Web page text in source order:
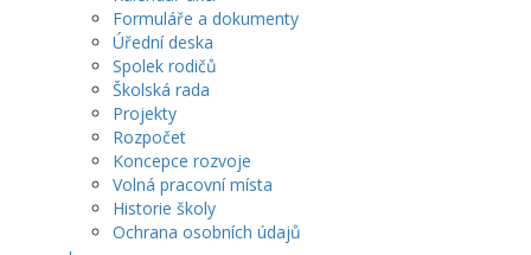
Formuláře a dokumenty
Úřední deska
Spolek rodičů
Školská rada
Projekty
Rozpočet
Koncepce rozvoje
Volná pracovní místa
Historie školy
Ochrana osobních údajů